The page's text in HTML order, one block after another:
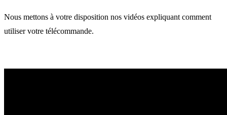
Nous mettons à votre disposition nos vidéos expliquant comment
utiliser votre télécommande.